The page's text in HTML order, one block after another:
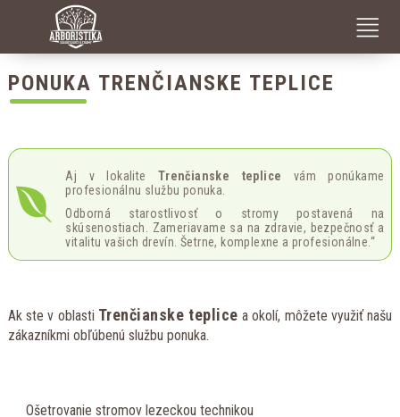
PONUKA TRENČIANSKE TEPLICE
Aj v lokalite Trenčianske teplice vám ponúkame
profesionálnu službu ponuka.
Odborná starostlivosť o stromy postavená na
skúsenostiach. Zameriavame sa na zdravie, bezpečnosť a
vitalitu vašich drevín. Šetrne, komplexne a profesionálne.“
Ak ste v oblasti Trenčianske teplice a okolí, môžete využiť našu
zákazníkmi obľúbenú službu ponuka.
Ošetrovanie stromov lezeckou technikou